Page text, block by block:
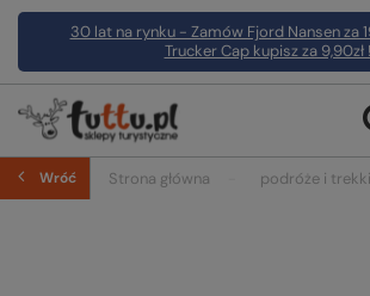
30 lat na rynku - Zamów Fjord Nansen za
Trucker Cap kupisz za 9,90zł !
Wróć Strona główna podróże i